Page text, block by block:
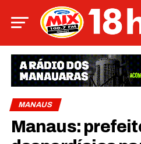
MANAUS
Manaus: